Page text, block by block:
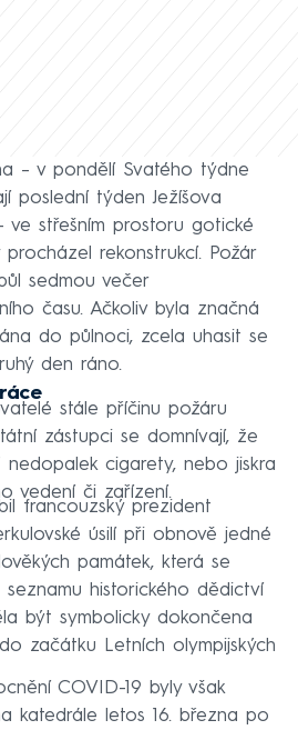
– v pondělí Svatého týdne
poslední týden Ježíšova
ve střešním prostoru gotické
rekonstrukcí. Požár
sedmou večer
času. Ačkoliv byla značná
do půlnoci, zcela uhasit se
den ráno.
stále příčinu požáru
zástupci se domnívají, že
cigarety, nebo jiskra
vedení či zařízení.
francouzský prezident
úsilí při obnově jedné
památek, která se
historického dědictví
být symbolicky dokončena
začátku Letních olympijských
COVID-19 byly však
katedrále letos 16. března po